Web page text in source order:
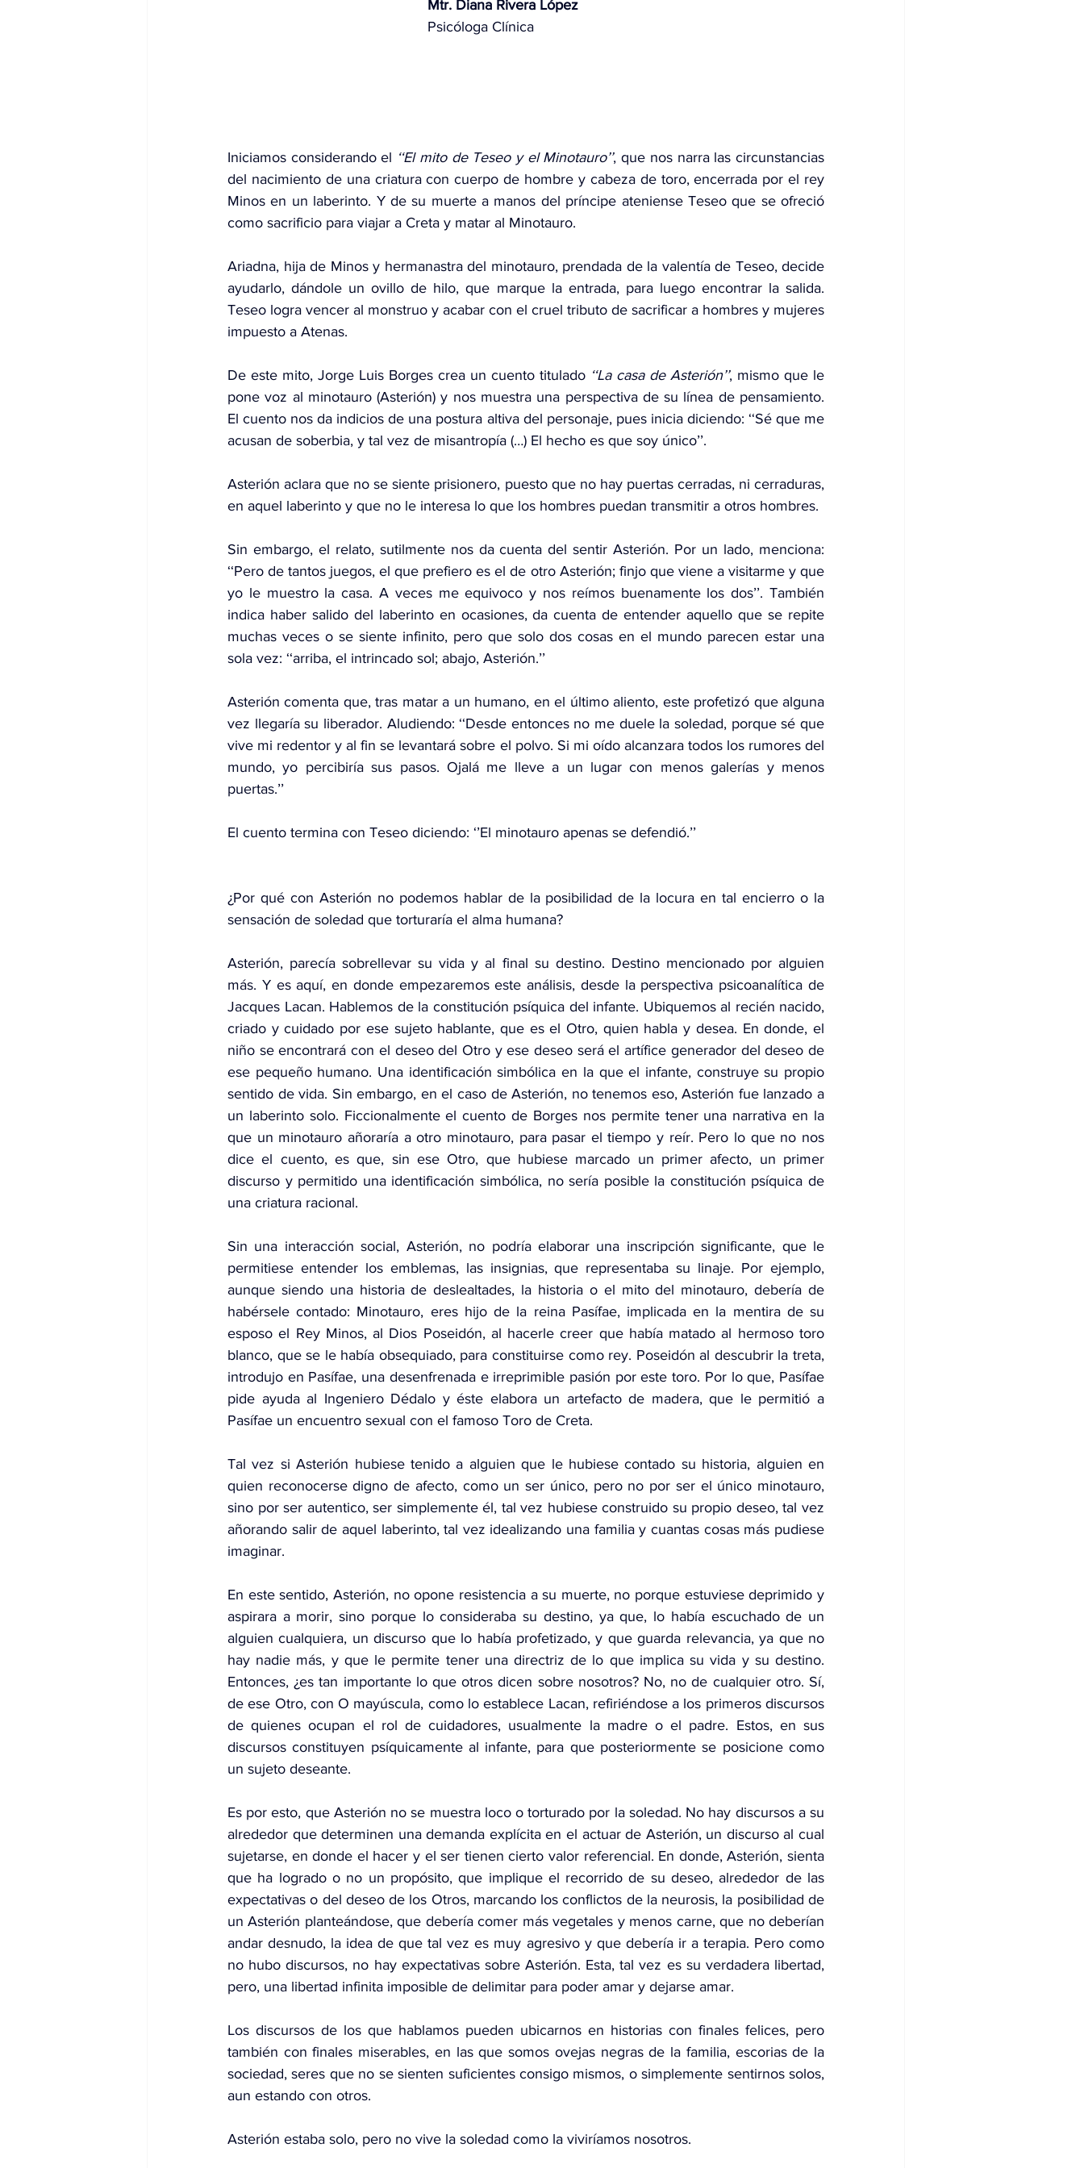
Mtr. Diana Rivera López
Psicóloga Clínica
Iniciamos considerando el ‘‘El mito de Teseo y el Minotauro’’, que nos narra las circunstancias
del nacimiento de una criatura con cuerpo de hombre y cabeza de toro, encerrada por el rey
Minos en un laberinto. Y de su muerte a manos del príncipe ateniense Teseo que se ofreció
como sacrificio para viajar a Creta y matar al Minotauro.
Ariadna, hija de Minos y hermanastra del minotauro, prendada de la valentía de Teseo, decide
ayudarlo, dándole un ovillo de hilo, que marque la entrada, para luego encontrar la salida.
Teseo logra vencer al monstruo y acabar con el cruel tributo de sacrificar a hombres y mujeres
impuesto a Atenas.
De este mito, Jorge Luis Borges crea un cuento titulado ‘‘La casa de Asterión’’, mismo que le
pone voz al minotauro (Asterión) y nos muestra una perspectiva de su línea de pensamiento.
El cuento nos da indicios de una postura altiva del personaje, pues inicia diciendo: ‘‘Sé que me
acusan de soberbia, y tal vez de misantropía (…) El hecho es que soy único’’.
Asterión aclara que no se siente prisionero, puesto que no hay puertas cerradas, ni cerraduras,
en aquel laberinto y que no le interesa lo que los hombres puedan transmitir a otros hombres.
Sin embargo, el relato, sutilmente nos da cuenta del sentir Asterión. Por un lado, menciona:
‘‘Pero de tantos juegos, el que prefiero es el de otro Asterión; finjo que viene a visitarme y que
yo le muestro la casa. A veces me equivoco y nos reímos buenamente los dos’’. También
indica haber salido del laberinto en ocasiones, da cuenta de entender aquello que se repite
muchas veces o se siente infinito, pero que solo dos cosas en el mundo parecen estar una
sola vez: ‘‘arriba, el intrincado sol; abajo, Asterión.’’
Asterión comenta que, tras matar a un humano, en el último aliento, este profetizó que alguna
vez llegaría su liberador. Aludiendo: ‘‘Desde entonces no me duele la soledad, porque sé que
vive mi redentor y al fin se levantará sobre el polvo. Si mi oído alcanzara todos los rumores del
mundo, yo percibiría sus pasos. Ojalá me lleve a un lugar con menos galerías y menos
puertas.’’
El cuento termina con Teseo diciendo: ‘’El minotauro apenas se defendió.’’
¿Por qué con Asterión no podemos hablar de la posibilidad de la locura en tal encierro o la
sensación de soledad que torturaría el alma humana?
Asterión, parecía sobrellevar su vida y al final su destino. Destino mencionado por alguien
más. Y es aquí, en donde empezaremos este análisis, desde la perspectiva psicoanalítica de
Jacques Lacan. Hablemos de la constitución psíquica del infante. Ubiquemos al recién nacido,
criado y cuidado por ese sujeto hablante, que es el Otro, quien habla y desea. En donde, el
niño se encontrará con el deseo del Otro y ese deseo será el artífice generador del deseo de
ese pequeño humano. Una identificación simbólica en la que el infante, construye su propio
sentido de vida. Sin embargo, en el caso de Asterión, no tenemos eso, Asterión fue lanzado a
un laberinto solo. Ficcionalmente el cuento de Borges nos permite tener una narrativa en la
que un minotauro añoraría a otro minotauro, para pasar el tiempo y reír. Pero lo que no nos
dice el cuento, es que, sin ese Otro, que hubiese marcado un primer afecto, un primer
discurso y permitido una identificación simbólica, no sería posible la constitución psíquica de
una criatura racional.
Sin una interacción social, Asterión, no podría elaborar una inscripción significante, que le
permitiese entender los emblemas, las insignias, que representaba su linaje. Por ejemplo,
aunque siendo una historia de deslealtades, la historia o el mito del minotauro, debería de
habérsele contado: Minotauro, eres hijo de la reina Pasífae, implicada en la mentira de su
esposo el Rey Minos, al Dios Poseidón, al hacerle creer que había matado al hermoso toro
blanco, que se le había obsequiado, para constituirse como rey. Poseidón al descubrir la treta,
introdujo en Pasífae, una desenfrenada e irreprimible pasión por este toro. Por lo que, Pasífae
pide ayuda al Ingeniero Dédalo y éste elabora un artefacto de madera, que le permitió a
Pasífae un encuentro sexual con el famoso Toro de Creta.
Tal vez si Asterión hubiese tenido a alguien que le hubiese contado su historia, alguien en
quien reconocerse digno de afecto, como un ser único, pero no por ser el único minotauro,
sino por ser autentico, ser simplemente él, tal vez hubiese construido su propio deseo, tal vez
añorando salir de aquel laberinto, tal vez idealizando una familia y cuantas cosas más pudiese
imaginar.
En este sentido, Asterión, no opone resistencia a su muerte, no porque estuviese deprimido y
aspirara a morir, sino porque lo consideraba su destino, ya que, lo había escuchado de un
alguien cualquiera, un discurso que lo había profetizado, y que guarda relevancia, ya que no
hay nadie más, y que le permite tener una directriz de lo que implica su vida y su destino.
Entonces, ¿es tan importante lo que otros dicen sobre nosotros? No, no de cualquier otro. Sí,
de ese Otro, con O mayúscula, como lo establece Lacan, refiriéndose a los primeros discursos
de quienes ocupan el rol de cuidadores, usualmente la madre o el padre. Estos, en sus
discursos constituyen psíquicamente al infante, para que posteriormente se posicione como
un sujeto deseante.
Es por esto, que Asterión no se muestra loco o torturado por la soledad. No hay discursos a su
alrededor que determinen una demanda explícita en el actuar de Asterión, un discurso al cual
sujetarse, en donde el hacer y el ser tienen cierto valor referencial. En donde, Asterión, sienta
que ha logrado o no un propósito, que implique el recorrido de su deseo, alrededor de las
expectativas o del deseo de los Otros, marcando los conflictos de la neurosis, la posibilidad de
un Asterión planteándose, que debería comer más vegetales y menos carne, que no deberían
andar desnudo, la idea de que tal vez es muy agresivo y que debería ir a terapia. Pero como
no hubo discursos, no hay expectativas sobre Asterión. Esta, tal vez es su verdadera libertad,
pero, una libertad infinita imposible de delimitar para poder amar y dejarse amar.
Los discursos de los que hablamos pueden ubicarnos en historias con finales felices, pero
también con finales miserables, en las que somos ovejas negras de la familia, escorias de la
sociedad, seres que no se sienten suficientes consigo mismos, o simplemente sentirnos solos,
aun estando con otros.
Asterión estaba solo, pero no vive la soledad como la viviríamos nosotros.